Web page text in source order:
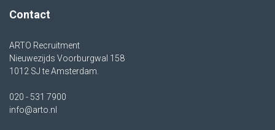
Contact
ARTO Recruitment
Nieuwezijds Voorburgwal 158
1012 SJ te Amsterdam.
020 - 531 7900
info@arto.nl